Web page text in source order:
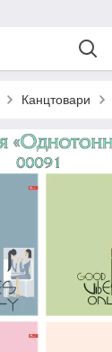
Канцтовари